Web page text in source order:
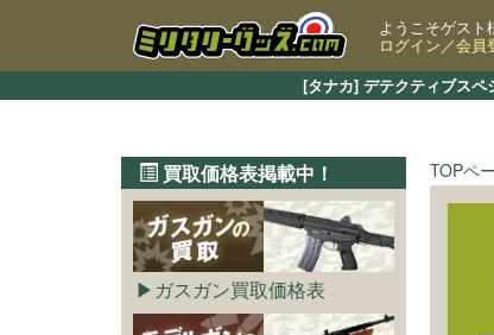
[タナカ] デテクティブスペ
ようこそゲスト
ログイン／会員
TOPペ
買取価格表掲載中！
ガスガン買取価格表